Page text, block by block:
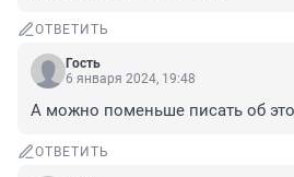
ОТВЕТИТЬ
Гость
6 января 2024, 19:48
А можно поменьше писать об
ОТВЕТИТЬ